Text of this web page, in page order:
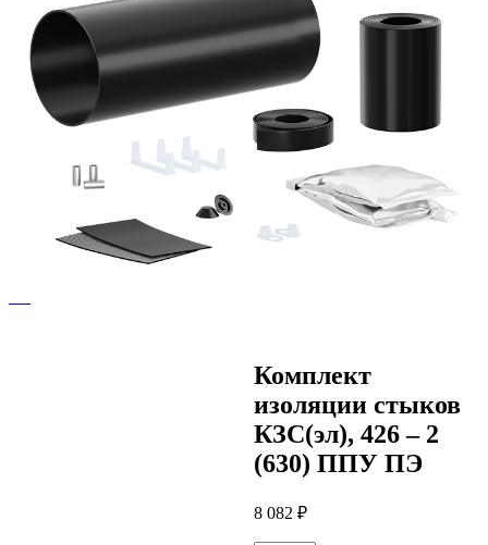
Комплект
изоляции стыков
КЗС(эл), 426 – 2
(630) ППУ ПЭ
8 082 ₽